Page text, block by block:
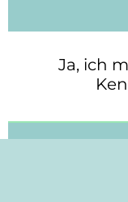
Ja, ich